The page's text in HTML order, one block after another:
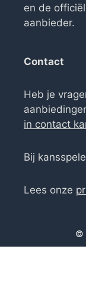
en de
aanbieder.
Contact
Heb je
in contact
Bij
Lees onze
©